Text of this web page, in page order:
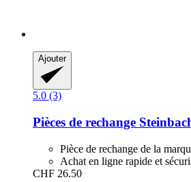
Ajouter
5.0 (3)
Pièces de rechange
Pièce de rechange de la
Achat en ligne rapide et
CHF 26.50